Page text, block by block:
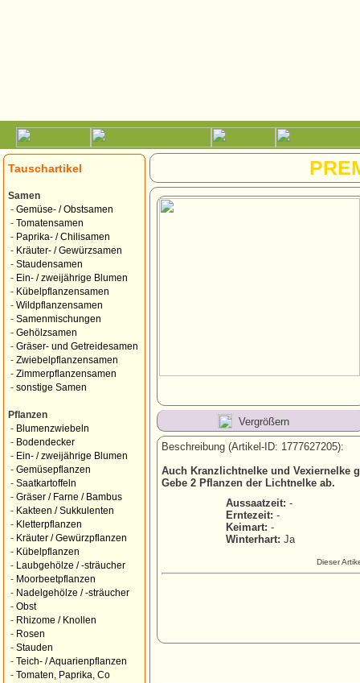
Tauschartikel
Samen
- Gemüse- / Obstsamen
- Tomatensamen
- Paprika- / Chilisamen
- Kräuter- / Gewürzsamen
- Staudensamen
- Ein- / zweijährige Blumen
- Kübelpflanzensamen
- Wildpflanzensamen
- Samenmischungen
- Gehölzsamen
- Gräser- und Getreidesamen
- Zwiebelpflanzensamen
- Zimmerpflanzensamen
- sonstige Samen
Pflanzen
- Blumenzwiebeln
- Bodendecker
- Ein- / zweijährige Blumen
- Gemüsepflanzen
- Saatkartoffeln
- Gräser / Farne / Bambus
- Kakteen / Sukkulenten
- Kletterpflanzen
- Kräuter / Gewürzpflanzen
- Kübelpflanzen
-
Laubgehölze / -sträucher
- Moorbeetpflanzen
- Nadelgehölze / -sträucher
- Obst
- Rhizome / Knollen
- Rosen
- Stauden
- Teich- / Aquarienpflanzen
- Tomaten, Paprika, Co
Vergrößern
Beschreibung (Artikel-ID: 1777627205):
Auch Kranzlichtnelke und Vexiernelke
Gebe 2 Pflanzen der Lichtnelke ab.
Aussaatzeit: -
Erntezeit: -
Keimart: -
Winterhart: Ja
Dieser